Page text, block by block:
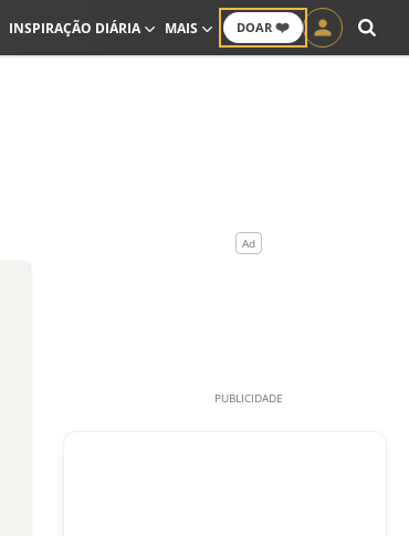
DOAR ❤️
INSPIRAÇÃO DIÁRIA MAIS